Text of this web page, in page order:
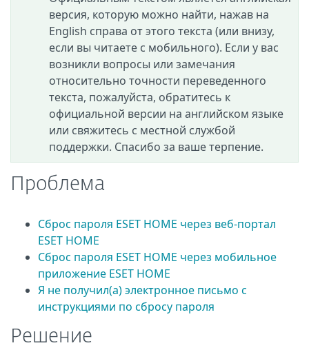
версия, которую можно найти, нажав на
English справа от этого текста (или внизу,
если вы читаете с мобильного). Если у вас
возникли вопросы или замечания
относительно точности переведенного
текста, пожалуйста, обратитесь к
официальной версии на английском языке
или свяжитесь с местной службой
поддержки. Спасибо за ваше терпение.
Проблема
Сброс пароля ESET HOME через веб-портал
ESET HOME
Сброс пароля ESET HOME через мобильное
приложение ESET HOME
Я не получил(а) электронное письмо с
инструкциями по сбросу пароля
Решение